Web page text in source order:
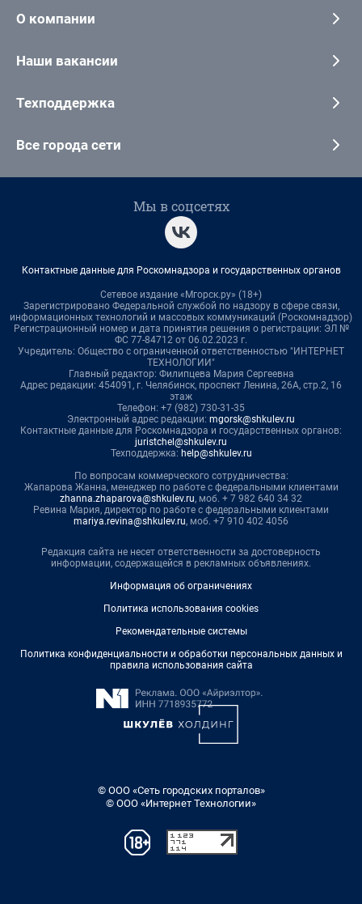
О компании
Наши вакансии
Техподдержка
Все города сети
Мы в соцсетях
Контактные данные для Роскомнадзора и государственных органов
Сетевое издание «Мгорск.ру» (18+)
Зарегистрировано Федеральной службой по надзору в сфере связи,
информационных технологий и массовых коммуникаций (Роскомнадзор)
Регистрационный номер и дата принятия решения о регистрации: ЭЛ №
ФС 77-84712 от 06.02.2023 г.
Учредитель: Общество с ограниченной ответственностью "ИНТЕРНЕТ
ТЕХНОЛОГИИ"
Главный редактор: Филипцева Мария Сергеевна
Адрес редакции: 454091, г. Челябинск, проспект Ленина, 26А, стр.2, 16
этаж
Телефон: +7 (982) 730-31-35
Электронный адрес редакции: mgorsk@shkulev.ru
Контактные данные для Роскомнадзора и государственных органов:
juristchel@shkulev.ru
Техподдержка: help@shkulev.ru
По вопросам коммерческого сотрудничества:
Жапарова Жанна, менеджер по работе с федеральными клиентами
zhanna.zhaparova@shkulev.ru, моб. + 7 982 640 34 32
Ревина Мария, директор по работе с федеральными клиентами
mariya.revina@shkulev.ru, моб. +7 910 402 4056
Редакция сайта не несет ответственности за достоверность
информации, содержащейся в рекламных объявлениях.
Информация об ограничениях
Политика использования cookies
Рекомендательные системы
Политика конфиденциальности и обработки персональных данных и
правила использования сайта
© ООО «Сеть городских порталов»
© ООО «Интернет Технологии»